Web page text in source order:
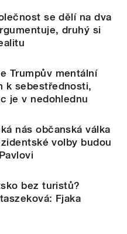
se dělí na dva
druhý si
Trumpův mentální
k sebestřednosti,
je v nedohlednu
nás občanská válka
volby budou
bez turistů?
Fjaka